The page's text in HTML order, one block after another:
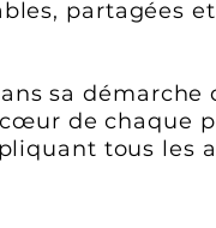
partagées et
sa démarche
de chaque
tous les